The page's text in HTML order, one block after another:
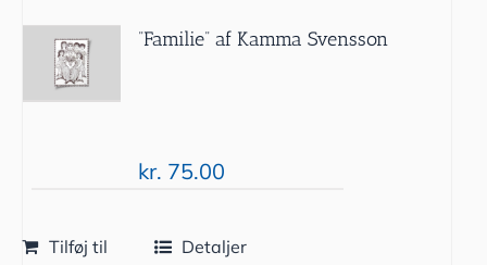
”Familie” af Kamma Svensson
kr. 75.00
Tilføj til
Detaljer